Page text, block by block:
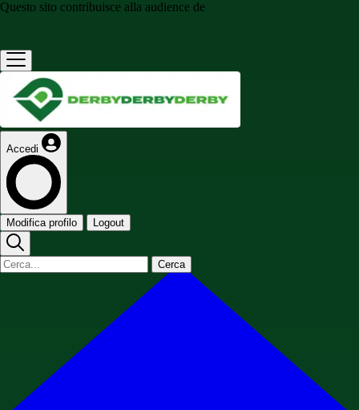
Questo sito contribuisce alla audience de
Accedi
Modifica profilo Logout
Cerca